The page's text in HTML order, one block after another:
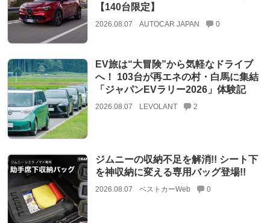
【140台限定】
2026.08.07 AUTOCAR JAPAN 0
EV旅は“大冒険”から気軽なドライブ
へ！ 103台が再エネの村・白馬に集結
「ジャパンEVラリー2026」体験記
2026.08.07 LEVOLANT 2
ジムニーの収納不足を解消!! シート下
を神収納に変える専用バッグ登場!!
2026.08.07 ベストカーWeb 0